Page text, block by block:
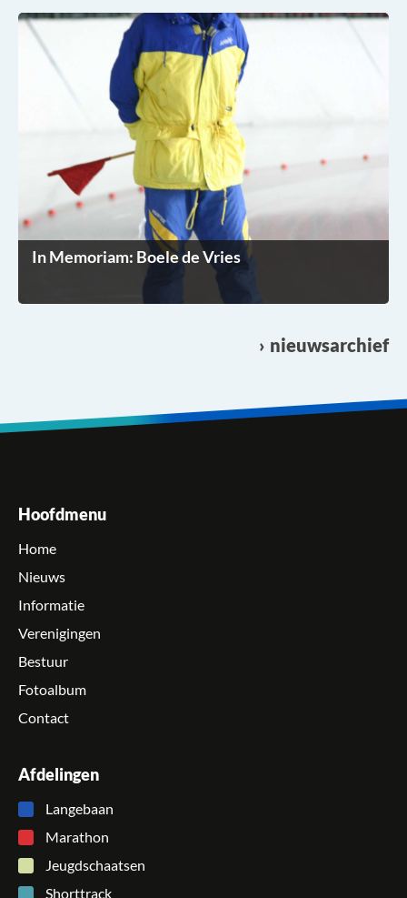
In Memoriam: Boele de Vries
nieuwsarchief
Hoofdmenu
Home
Nieuws
Informatie
Verenigingen
Bestuur
Fotoalbum
Contact
Afdelingen
Langebaan
Marathon
Jeugdschaatsen
Shorttrack